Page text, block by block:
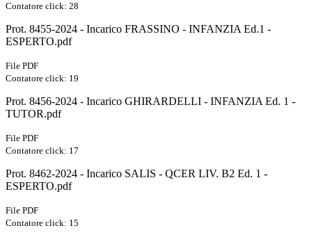
Contatore click: 28
Prot. 8455-2024 - Incarico FRASSINO - INFANZIA Ed.1 -
ESPERTO.pdf
File PDF
Contatore click: 19
Prot. 8456-2024 - Incarico GHIRARDELLI - INFANZIA Ed. 1 -
TUTOR.pdf
File PDF
Contatore click: 17
Prot. 8462-2024 - Incarico SALIS - QCER LIV. B2 Ed. 1 -
ESPERTO.pdf
File PDF
Contatore click: 15